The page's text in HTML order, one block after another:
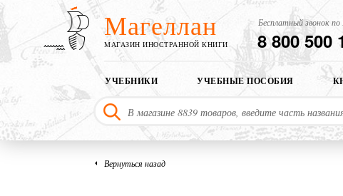
Магеллан
МАГАЗИН ИНОСТРАННОЙ КНИГИ
Бесплатный звонок по
8 800 500
УЧЕБНИКИ УЧЕБНЫЕ ПОСОБИЯ
Вернуться назад